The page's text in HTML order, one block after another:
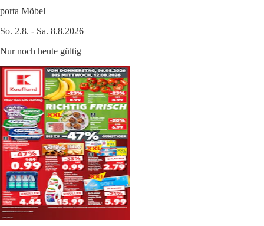
porta Möbel
So. 2.8. - Sa. 8.8.2026
Nur noch heute gültig